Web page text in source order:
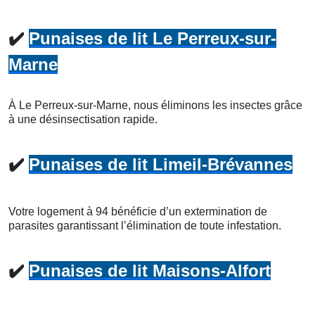
✔️ Punaises de lit Le Perreux-sur-
Marne
À Le Perreux-sur-Marne, nous éliminons les insectes grâce
à une désinsectisation rapide.
✔️ Punaises de lit Limeil-Brévannes
Votre logement à 94 bénéficie d’un extermination de
parasites garantissant l’élimination de toute infestation.
✔️ Punaises de lit Maisons-Alfort